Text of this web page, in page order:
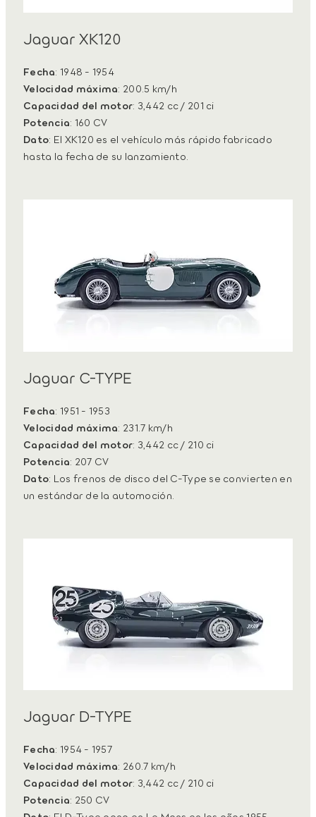
Jaguar XK120
Fecha: 1948 - 1954
Velocidad máxima: 200.5 km/h
Capacidad del motor: 3,442 cc / 201 ci
Potencia: 160 CV
Dato: El XK120 es el vehículo más rápido fabricado
hasta la fecha de su lanzamiento.
Jaguar C-TYPE
Fecha: 1951 - 1953
Velocidad máxima: 231.7 km/h
Capacidad del motor: 3,442 cc / 210 ci
Potencia: 207 CV
Dato: Los frenos de disco del C-Type se convierten en
un estándar de la automoción.
Jaguar D-TYPE
Fecha: 1954 - 1957
Velocidad máxima: 260.7 km/h
Capacidad del motor: 3,442 cc / 210 ci
Potencia: 250 CV